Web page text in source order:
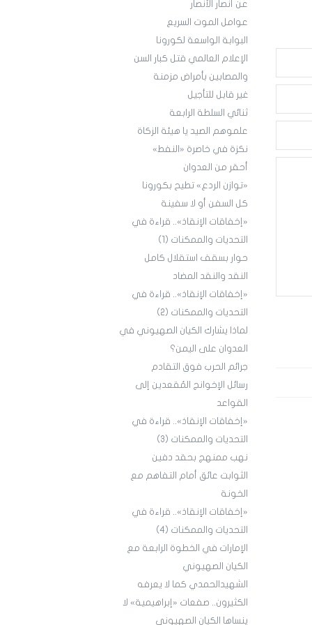
عن أنصار الأنصار
عوامل الموت السريع
البوابة الواسعة لكورونا
الإعلام العالمي قتل كبار السن
والمصابين بأمراض مزمنة
غير قابل للتأجيل
ثنائي السلطة الرابعة
علموهم الصيد يا هيئة الزكاة
نكزة في خاصرة «النفط»
أحقر من العدوان
«توازن الردع» تطيح بكورونا
كل السفن أو لا سفينة
«إخفاقات الإنقاذ».. قراءة في
التحديات والممكنات (1)
حوار بسقف استقلال كامل
النقد والنقد المضاد
«إخفاقات الإنقاذ».. قراءة في
التحديات والممكنات (2)
لماذا يشارك الكيان الصهيوني في
العدوان على اليمن؟
جرائم الحرب فوق التقادم
رسائل الإخوانج المُقعدين إلى
القواعد
«إخفاقات الإنقاذ».. قراءة في
التحديات والممكنات (3)
نهب ممنهج بحقد دفين
الثوابت عائق أمام التفاهم مع
الخونة
«إخفاقات الإنقاذ».. قراءة في
التحديات والممكنات (4)
الإمارات في الخطوة الرابعة مع
الكيان الصهيوني
الشهيدالحمدي كما لا يعرفه
الكثيرون.. صفعات «إبراهيمية» لا
ينساها الكيان الصهيوني